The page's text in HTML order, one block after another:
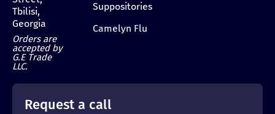
Tbilisi,
Georgia
Orders are
accepted by
G.E Trade
LLC.
Suppositories
Camelyn Flu
Request a call